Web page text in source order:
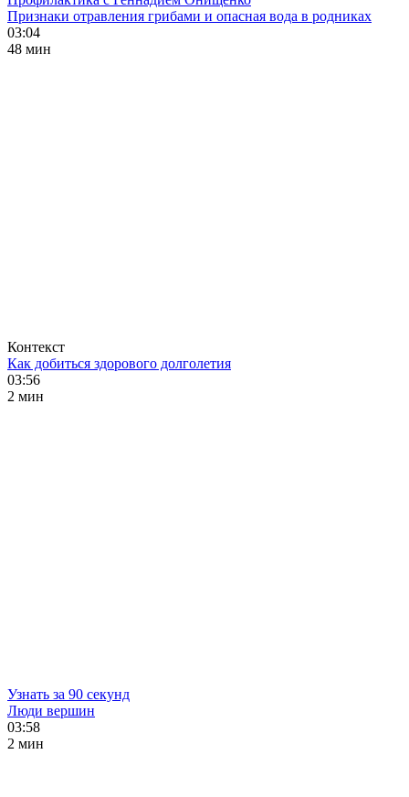
Признаки отравления грибами и опасная вода в родниках
03:04
48 мин
Контекст
Как добиться здорового долголетия
03:56
2 мин
Узнать за 90 секунд
Люди вершин
03:58
2 мин